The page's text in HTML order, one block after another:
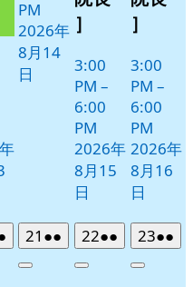
PM
2026年
8月14
日
］
3:00
PM –
6:00
PM
2026年
8月15
日
］
3:00
PM –
6:00
PM
2026年
8月16
日
件
21 2026
年
●●
件
Close
222026
年
●●
件
Close
232026
年
●●
件
Close